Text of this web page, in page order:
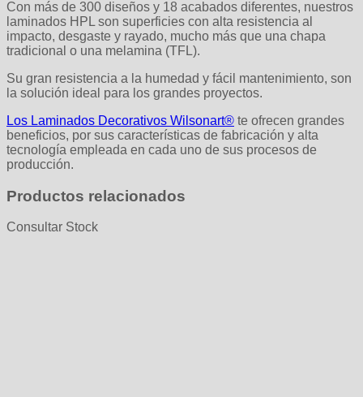
Con más de 300 diseños y 18 acabados diferentes, nuestros
laminados HPL son superficies con alta resistencia al
impacto, desgaste y rayado, mucho más que una chapa
tradicional o una melamina (TFL).
Su gran resistencia a la humedad y fácil mantenimiento, son
la solución ideal para los grandes proyectos.
Los Laminados Decorativos Wilsonart® te ofrecen grandes
beneficios, por sus características de fabricación y alta
tecnología empleada en cada uno de sus procesos de
producción.
Productos relacionados
Consultar Stock